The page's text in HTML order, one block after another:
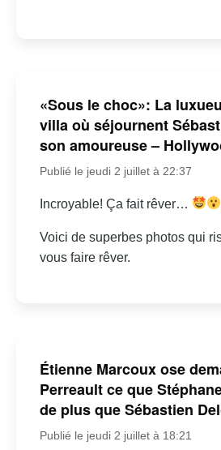
«Sous le choc»: La
villa où séjournent
son amoureuse –
Publié le jeudi 2 juillet à 22:37
Incroyable! Ça fait rêver…
Voici de superbes photos qui
vous faire rêver.
Étienne Marcoux ose
Perreault ce que
de plus que Sébastien
Publié le jeudi 2 juillet à 18:21